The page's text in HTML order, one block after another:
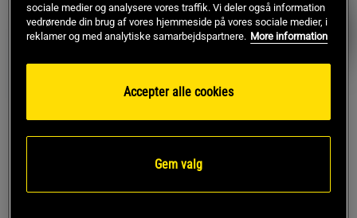
17 anmeldelser
Star Nutrition Gear
sociale medier og analysere vores traffik. Vi deler også information
vedrørende din brug af vores hjemmeside på vores sociale medier, i
reklamer og med analytiske samarbejdspartnere. More information
Accepter alle cookies
Gem valg